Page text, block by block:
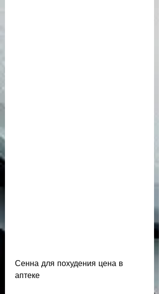
Сенна для похудения цена в
аптеке